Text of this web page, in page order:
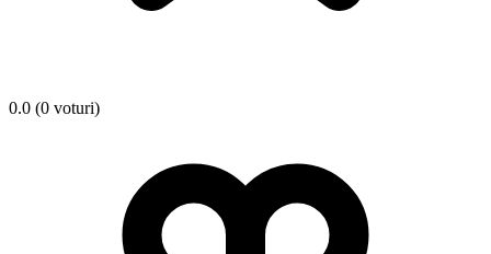
0.0 (0 voturi)